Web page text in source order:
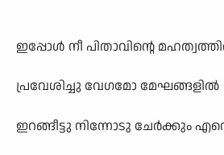
ഇപ്പോൾ നീ പിതാവിന്റെ
പ്രവേശിച്ചു വേഗമോ മേഘങ്ങളിൽ
ഇറങ്ങീട്ടു നിന്നോടു ചേർക്കും